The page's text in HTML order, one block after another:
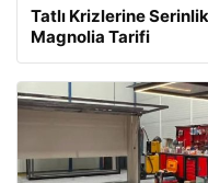
Tatlı Krizlerine
Magnolia Tarifi